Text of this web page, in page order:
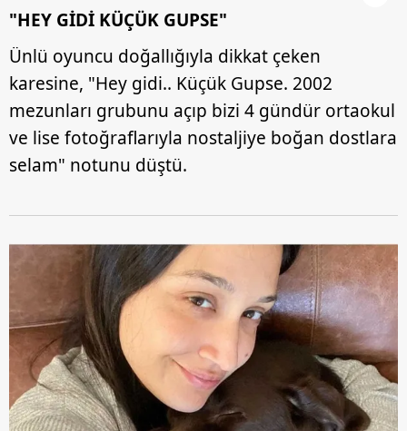
"HEY GİDİ KÜÇÜK GUPSE"
Ünlü oyuncu doğallığıyla dikkat çeken
karesine, "Hey gidi.. Küçük Gupse. 2002
mezunları grubunu açıp bizi 4 gündür ortaokul
ve lise fotoğraflarıyla nostaljiye boğan dostlara
selam" notunu düştü.